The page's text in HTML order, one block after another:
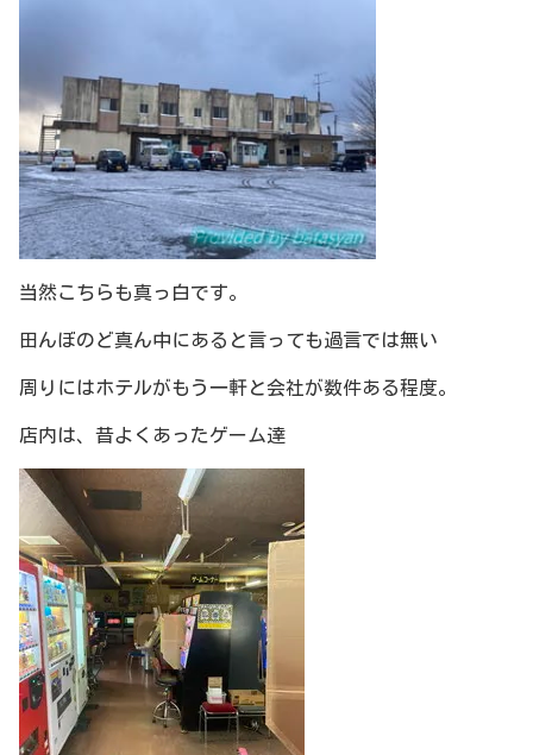
当然こちらも真っ白です。
田んぼのど真ん中にあると言っても過言では無い
周りにはホテルがもう一軒と会社が数件ある程度。
店内は、昔よくあったゲーム達